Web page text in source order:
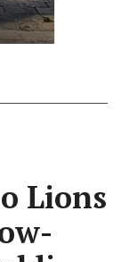
Lions